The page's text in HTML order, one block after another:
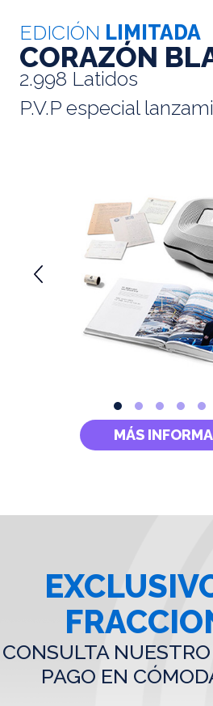
EDICIÓN LIMITADA
CORAZÓN
2.998 Latidos
P.V.P especial
MÁS
CONSULTA
PAGO EN